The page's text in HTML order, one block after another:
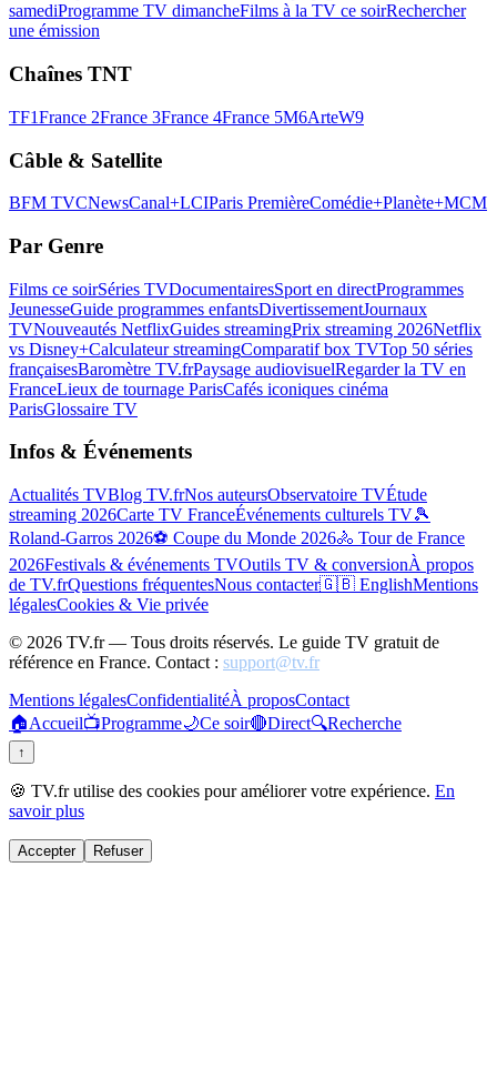
samediProgramme TV dimancheFilms à la TV ce soirRechercher
une émission
Chaînes TNT
TF1France 2France 3France 4France 5M6ArteW9
Câble & Satellite
BFM TVCNewsCanal+LCIParis PremièreComédie+Planète+MCM
Par Genre
Films ce soirSéries TVDocumentairesSport en directProgrammes
JeunesseGuide programmes enfantsDivertissementJournaux
TVNouveautés NetflixGuides streamingPrix streaming 2026Netflix
vs Disney+Calculateur streamingComparatif box TVTop 50 séries
françaisesBaromètre TV.frPaysage audiovisuelRegarder la TV en
FranceLieux de tournage ParisCafés iconiques cinéma
ParisGlossaire TV
Infos & Événements
Actualités TVBlog TV.frNos auteursObservatoire TVÉtude
streaming 2026Carte TV FranceÉvénements culturels TV🎾
Roland-Garros 2026⚽ Coupe du Monde 2026🚴 Tour de France
2026Festivals & événements TVOutils TV & conversionÀ propos
de TV.frQuestions fréquentesNous contacter🇬🇧 EnglishMentions
légalesCookies & Vie privée
© 2026 TV.fr — Tous droits réservés. Le guide TV gratuit de
référence en France. Contact : support@tv.fr
Mentions légalesConfidentialitéÀ proposContact
🏠Accueil📺Programme🌙Ce soir🔴Direct🔍Recherche
↑
🍪 TV.fr utilise des cookies pour améliorer votre expérience. En
savoir plus
Accepter Refuser